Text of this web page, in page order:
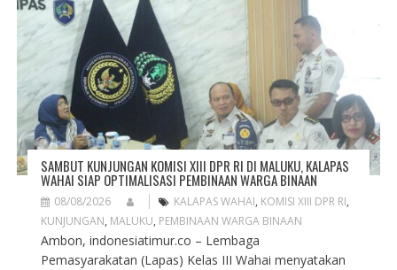
N
SAMBUT KUNJUNGAN KOMISI XIII DPR RI DI MALUKU, KALAPAS
WAHAI SIAP OPTIMALISASI PEMBINAAN WARGA BINAAN
08/08/2026 KALAPAS WAHAI, KOMISI XIII DPR RI,
KUNJUNGAN, MALUKU, PEMBINAAN WARGA BINAAN
Ambon, indonesiatimur.co – Lembaga
Pemasyarakatan (Lapas) Kelas III Wahai menyatakan